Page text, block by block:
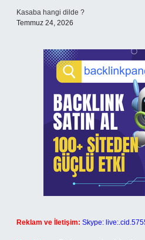
Kasaba hangi dilde ?
Temmuz 24, 2026
Reklam ve İletişim: Skype: